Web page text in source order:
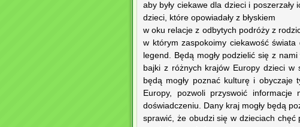
aby były ciekawe dla dzieci i
dzieci, które opowiadały z błyskiem
w oku relacje z odbytych podróży z
w którym zaspokoimy ciekawość świata
legend. Będą mogły podzielić się z
bajki z różnych krajów Europy dzieci w
będą mogły poznać kulturę i obyczaje
Europy, pozwoli przyswoić
doświadczeniu. Dany kraj mogły będą
sprawić, że obudzi się w dzieciach